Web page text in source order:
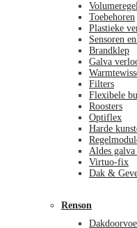
Toebehoren
Plastieke
Sensoren
Brandklep
Galva
Filters
Flexibele
Roosters
Optiflex
Harde
Aldes
Virtuo-fix
Dak &
Renson